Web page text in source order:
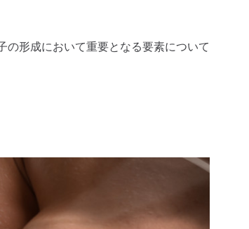
の形成において重要となる要素について